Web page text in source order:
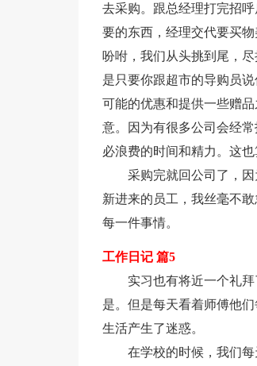
去采购。跟总经理打完招
要的东西，经理交代要买
吩咐，我们从头挑到尾，
是只要你跟超市的导购员
可能的优惠和提供一些赠
意。因为有很多公司会经
必浪费的时间和精力。这
采购完就回公司了，
新进来的员工，我丝毫不
每一件事情。
工作日记 篇5
实习也有将近一个礼
是。但是每天看着师傅他
生活产生了迷惑。
在学校的时候，我们